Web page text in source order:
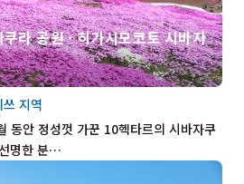
라 공원 · 히가시모코토 시바자
동안 정성껏 가꾼 10헥타르의 시바자쿠
명한 분…
지역